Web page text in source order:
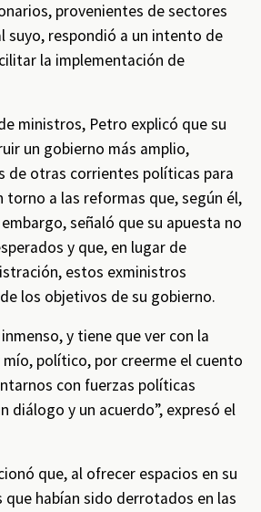
provenientes de sectores
respondió a un intento de
la implementación de
ministros, Petro explicó que su
un gobierno más amplio,
de otras corrientes políticas para
torno a las reformas que, según él,
señaló que su apuesta no
y que, en lugar de
estos exministros
los objetivos de su gobierno.
y tiene que ver con la
político, por creerme el cuento
con fuerzas políticas
diálogo y un acuerdo”, expresó el
que, al ofrecer espacios en su
habían sido derrotados en las